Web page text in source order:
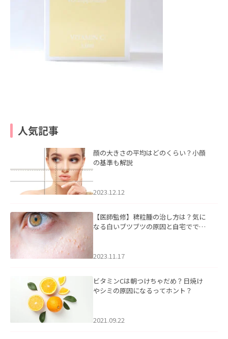
人気記事
顔の大きさの平均はどのくらい？小顔
の基準も解説
2023.12.12
【医師監修】稗粒腫の治し方は？気に
なる白いブツブツの原因と自宅ででき
2023.11.17
ビタミンCは朝つけちゃだめ？日焼け
やシミの原因になるってホント？
2021.09.22